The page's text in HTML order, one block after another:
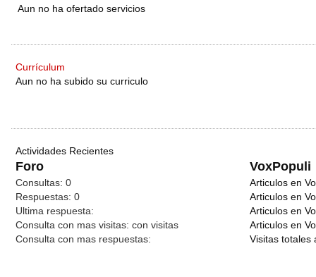
Aun no ha ofertado servicios
Currículum
Aun no ha subido su curriculo
Actividades Recientes
Foro VoxPopuli
Consultas: 0
Respuestas: 0
Ultima respuesta:
Consulta con mas visitas: con visitas
Consulta con mas respuestas:
Articulos en
Articulos en
Articulos en
Articulos en
Visitas totales